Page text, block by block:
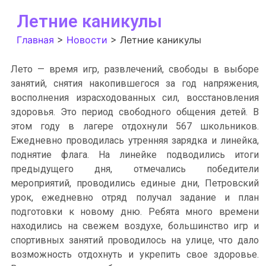
Летние каникулы
Главная > Новости > Летние каникулы
Лето — время игр, развлечений, свободы в выборе
занятий, снятия накопившегося за год напряжения,
восполнения израсходованных сил, восстановления
здоровья. Это период свободного общения детей. В
этом году в лагере отдохнули 567 школьников.
Ежедневно проводилась утренняя зарядка и линейка,
поднятие флага. На линейке подводились итоги
предыдущего дня, отмечались победители
мероприятий, проводились единые дни, Петровский
урок, ежедневно отряд получал задание и план
подготовки к новому дню. Ребята много времени
находились на свежем воздухе, большинство игр и
спортивных занятий проводилось на улице, что дало
возможность отдохнуть и укрепить свое здоровье.